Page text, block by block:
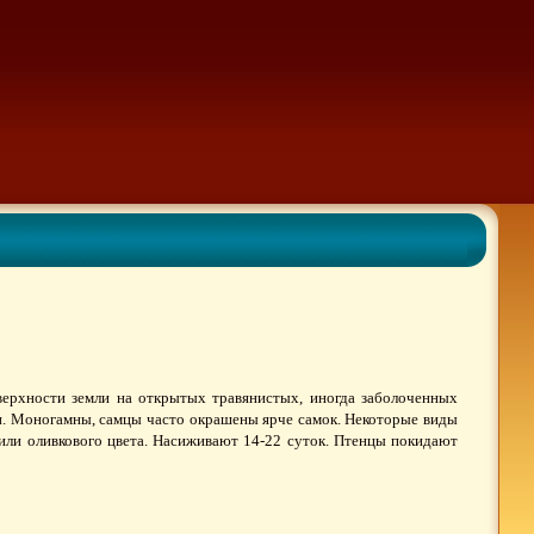
земли на открытых травянистых, иногда заболоченных
Моногамны, самцы часто окрашены ярче самок. Некоторые виды
оливкового цвета. Насиживают 14-22 суток. Птенцы покидают